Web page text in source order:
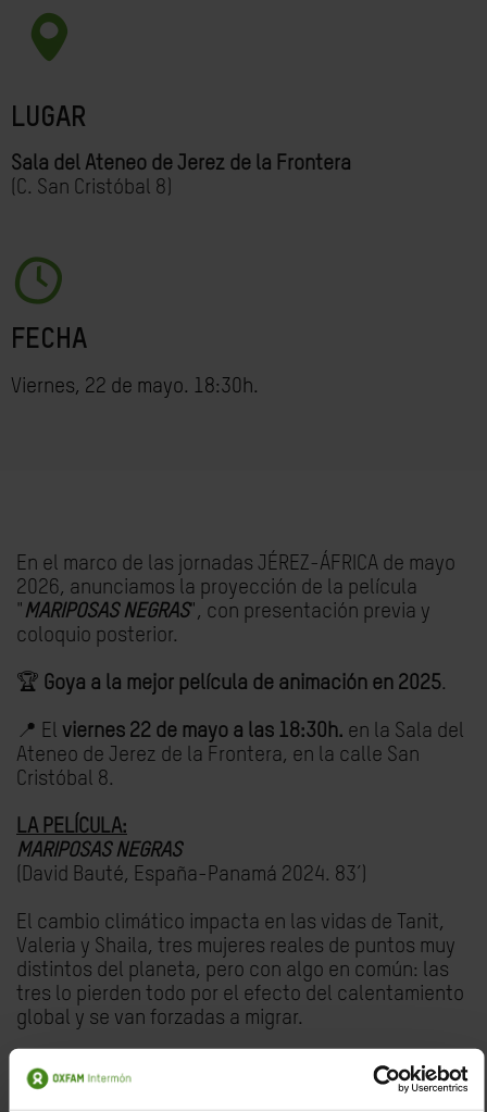
LUGAR
Sala del Ateneo de Jerez de la Frontera
(C. San Cristóbal 8)
FECHA
Viernes, 22 de mayo. 18:30h.
En el marco de las jornadas JÉREZ-ÁFRICA de mayo
2026, anunciamos la proyección de la película
"MARIPOSAS NEGRAS", con presentación previa y
coloquio posterior.
🏆 Goya a la mejor película de animación en 2025.
📍 El viernes 22 de mayo a las 18:30h. en la Sala del
Ateneo de Jerez de la Frontera, en la calle San
Cristóbal 8.
LA PELÍCULA:
MARIPOSAS NEGRAS
(David Bauté, España-Panamá 2024. 83’)
El cambio climático impacta en las vidas de Tanit,
Valeria y Shaila, tres mujeres reales de puntos muy
distintos del planeta, pero con algo en común: las
tres lo pierden todo por el efecto del calentamiento
global y se van forzadas a migrar.
Mariposas negras es el resultado de más de 12 años
de trabajo del cineasta David Baute, investigando